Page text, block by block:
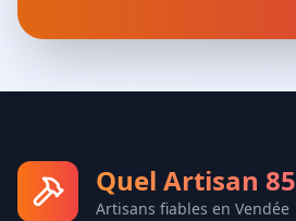
Quel Artisan 85
Artisans fiables en Vendée